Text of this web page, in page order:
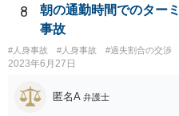
うことでもない限り）相当な衝撃
す。 そのあたりも含め、今後の
った方がよいように思います。
8
朝の通勤時間でのター
事故
#人身事故 #人身事故 #過失割合の交渉
2023年6月27日
匿名A 弁護士